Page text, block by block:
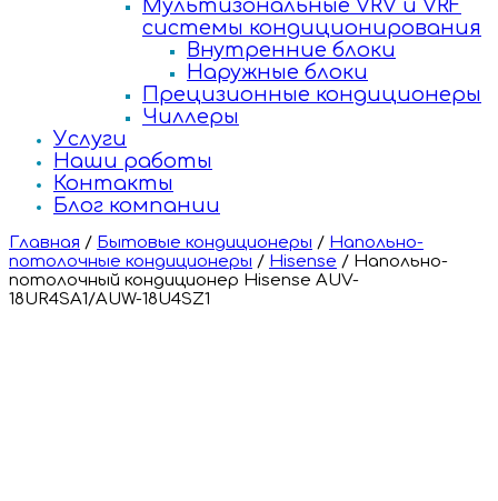
Мультизональные VRV и VRF
системы кондиционирования
Внутренние блоки
Наружные блоки
Прецизионные кондиционеры
Чиллеры
Услуги
Наши работы
Контакты
Блог компании
Главная / Бытовые кондиционеры / Напольно-
потолочные кондиционеры / Hisense / Напольно-
потолочный кондиционер Hisense AUV-
18UR4SA1/AUW-18U4SZ1